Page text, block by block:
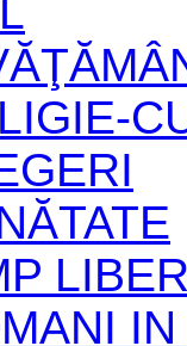
LIBER